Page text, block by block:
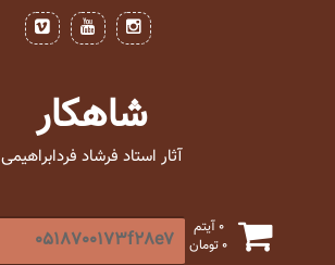
شاهکار
آثار استاد فرشاد فردابراهیمی
0 آیتم
0تومان
جستجو
برای